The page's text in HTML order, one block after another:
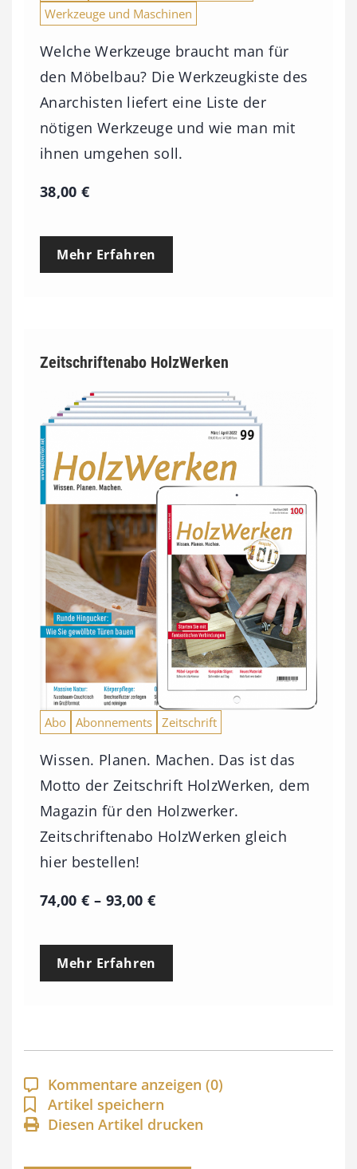
Werkzeuge und Maschinen
Welche Werkzeuge braucht man für
den Möbelbau? Die Werkzeugkiste des
Anarchisten liefert eine Liste der
nötigen Werkzeuge und wie man mit
ihnen umgehen soll.
38,00€
Mehr Erfahren
Zeitschriftenabo HolzWerken
Abo Abonnements Zeitschrift
Wissen. Planen. Machen. Das ist das
Motto der Zeitschrift HolzWerken, dem
Magazin für den Holzwerker.
Zeitschriftenabo HolzWerken gleich
hier bestellen!
74,00€ – 93,00 €P
e
p
a
n
n
Mehr Erfahren
Kommentare anzeigen (0)
Artikel speichern
Diesen Artikel drucken